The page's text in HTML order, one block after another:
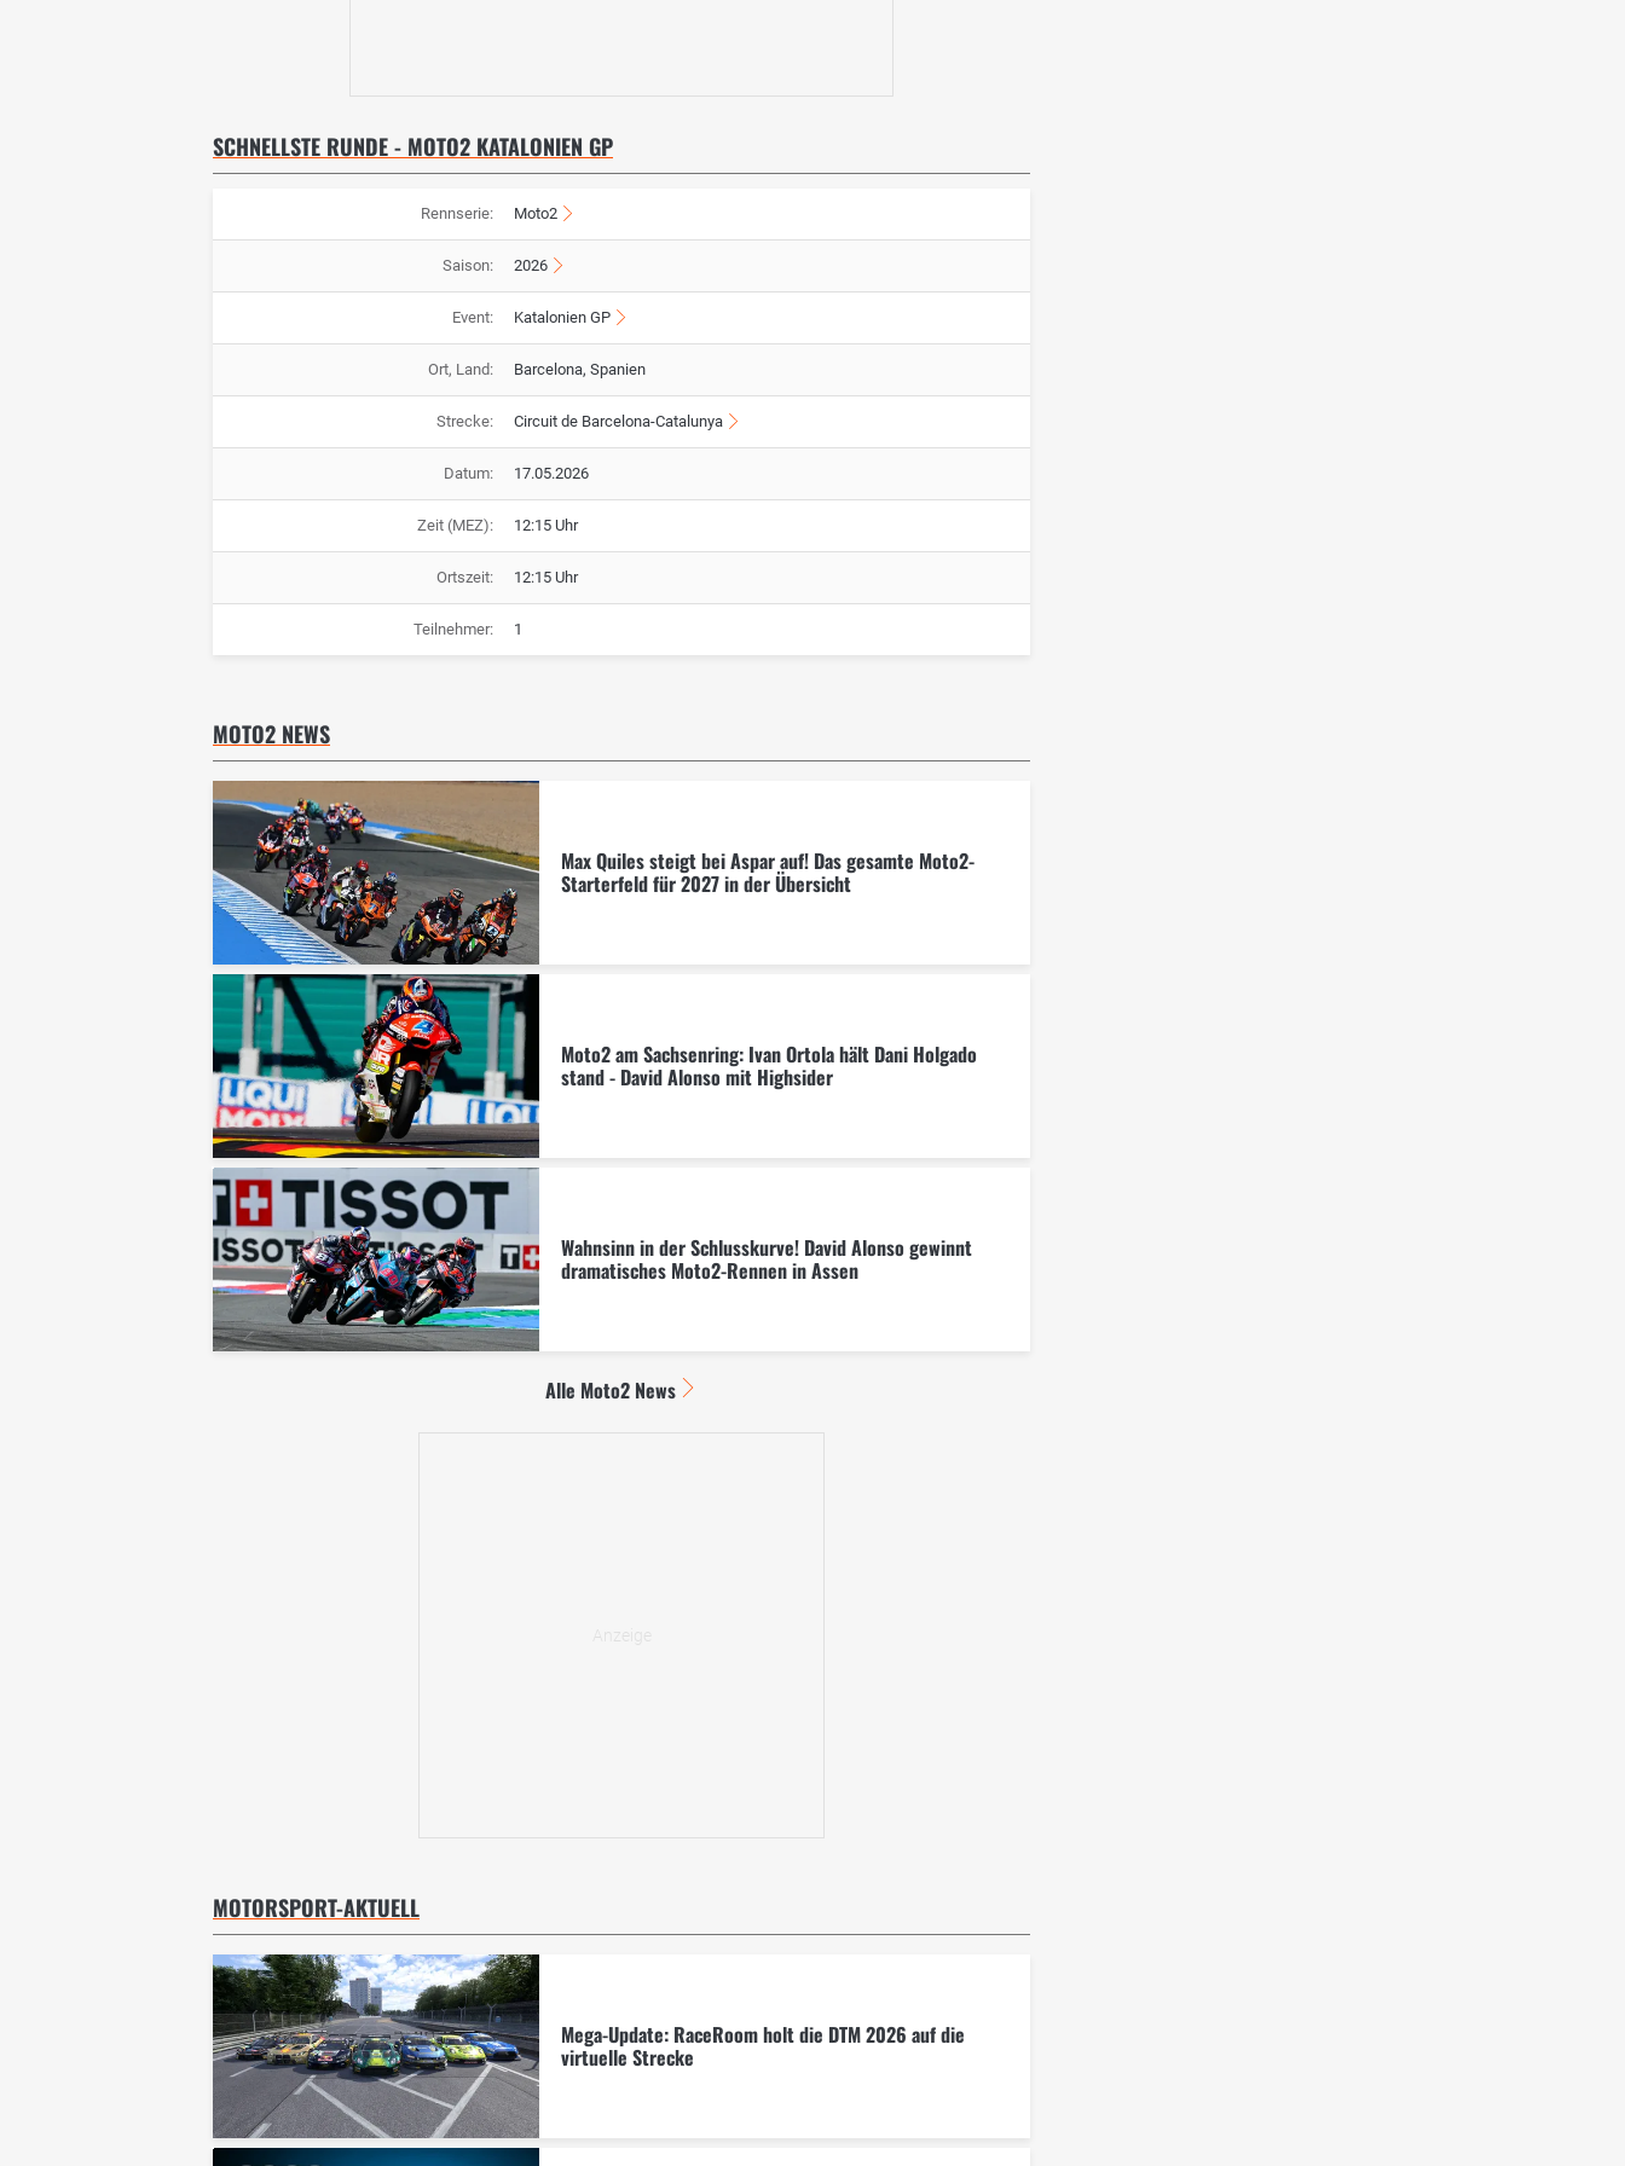
SCHNELLSTE RUNDE - MOTO2 KATALONIEN GP
Rennserie: Moto2
Saison: 2026
Event: Katalonien GP
Ort, Land: Barcelona, Spanien
Strecke: Circuit de Barcelona-Catalunya
Datum: 17.05.2026
Zeit (MEZ): 12:15 Uhr
Ortszeit: 12:15 Uhr
Teilnehmer: 1
MOTO2 NEWS
Max Quiles steigt bei Aspar auf! Das gesamte Moto2-
Starterfeld für 2027 in der Übersicht
Moto2 am Sachsenring: Ivan Ortola hält Dani Holgado
stand - David Alonso mit Highsider
Wahnsinn in der Schlusskurve! David Alonso gewinnt
dramatisches Moto2-Rennen in Assen
Alle Moto2 News
MOTORSPORT-AKTUELL
Mega-Update: RaceRoom holt die DTM 2026 auf die
virtuelle Strecke